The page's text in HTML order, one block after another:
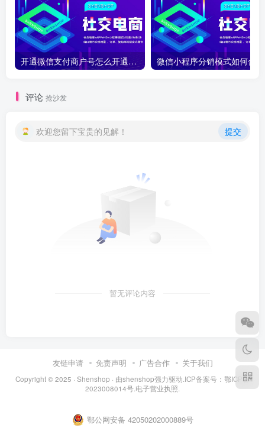
开通微信支付商户号怎么开通？开通微信支付商户号详细教程
评论 抢沙发
欢迎您留下宝贵的见解！ 提交
暂无评论内容
友链申请 免责声明 广告合作 关于我们
Copyright © 2025 · Shenshop · 由shenshop强力驱动.ICP备案号： 鄂ICP备
2023008014号 电子营业执照
鄂公网安备 42050202000889号